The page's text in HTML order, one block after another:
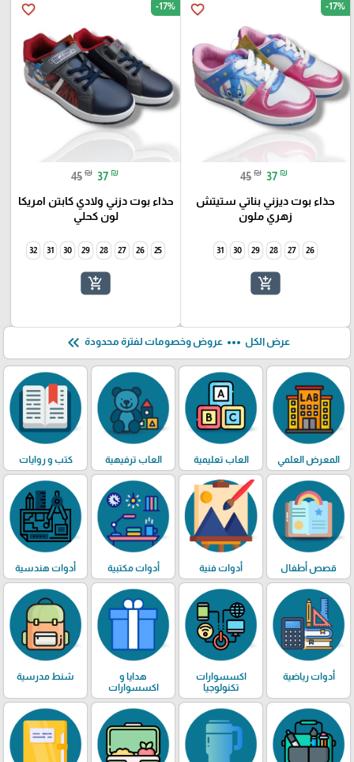
favorite_border -17%
45 ₪ 37 ₪
حذاء بوت ديزني بناتي ستيتش
زهري ملون
26
27
28
29
30
31
add_shopping_cart
favorite_border -17%
45 ₪ 37 ₪
حذاء بوت دزني ولادي كابتن امريكا
لون كحلي
25
26
27
28
29
30
31
32
add_shopping_cart
عرض الكل more_horiz عروض وخصومات لفترة محدودة keyboard_double_arrow_left
المعرض العلمي العاب تعليمية العاب ترفيهية كتب و روايات
قصص أطفال أدوات فنية أدوات مكتبية أدوات هندسية
أدوات رياضية
اكسسوارات
تكنولوجيا
هدايا و
اكسسوارات
شنط مدرسية